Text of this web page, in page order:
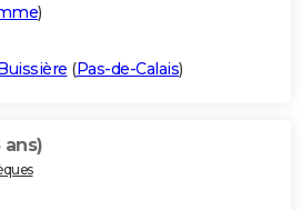
)
(Pas-de-Calais)
ans)